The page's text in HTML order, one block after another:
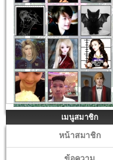
เมนูสมาชิก
หน้าสมาชิก